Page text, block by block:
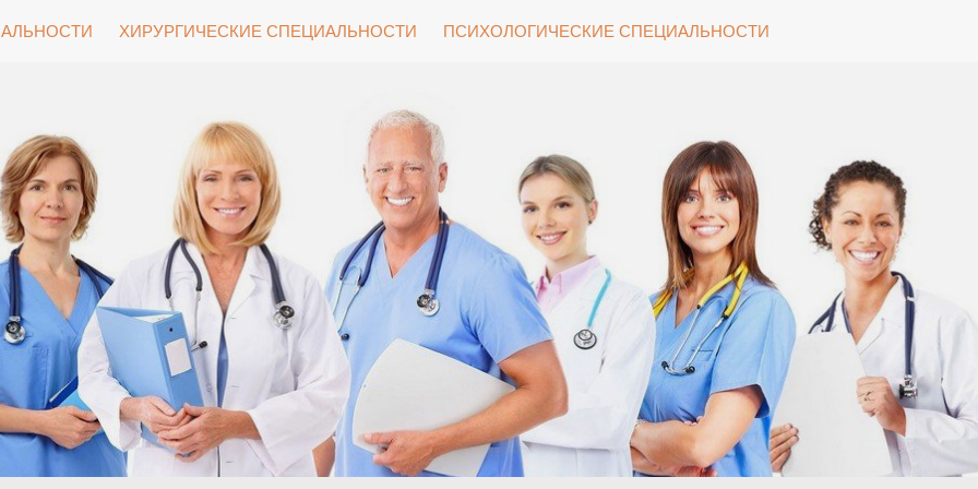
ХИРУРГИЧЕСКИЕ СПЕЦИАЛЬНОСТИ ПСИХОЛОГИЧЕСКИЕ СПЕЦИАЛЬНОСТИ